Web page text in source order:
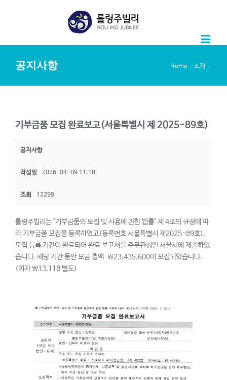
공지사항 Home 소개
기부금품 모집 완료보고(서울특별시 제 2025-89호)
공지사항
작성일 2026-04-09 11:18
조회 12299
롤링주빌리는 "기부금품의 모집 및 사용에 관한 법률" 제 4조의 규정에 따
라 기부금품 모집을 등록하였고(등록번호 서울특별시 제2025-89호),
모집 등록 기간이 완료되어 완료 보고서를 주무관청인 서울시에 제출하였
습니다. 해당 기간 동안 모금 총액 ￦23,435,600이 모집되었습니다.
(이자 ￦13,118 별도)